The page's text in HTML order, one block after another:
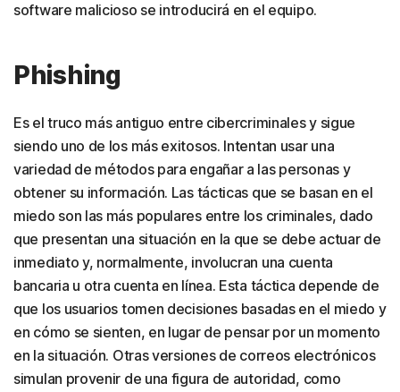
software malicioso se introducirá en el equipo.
Phishing
Es el truco más antiguo entre cibercriminales y sigue
siendo uno de los más exitosos. Intentan usar una
variedad de métodos para engañar a las personas y
obtener su información. Las tácticas que se basan en el
miedo son las más populares entre los criminales, dado
que presentan una situación en la que se debe actuar de
inmediato y, normalmente, involucran una cuenta
bancaria u otra cuenta en línea. Esta táctica depende de
que los usuarios tomen decisiones basadas en el miedo y
en cómo se sienten, en lugar de pensar por un momento
en la situación. Otras versiones de correos electrónicos
simulan provenir de una figura de autoridad, como